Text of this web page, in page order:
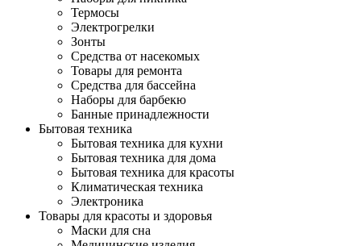
Термосы
Электрогрелки
Зонты
Средства от насекомых
Товары для ремонта
Средства для бассейна
Наборы для барбекю
Банные принадлежности
Бытовая техника
Бытовая техника для кухни
Бытовая техника для дома
Бытовая техника для красоты
Климатическая техника
Электроника
Товары для красоты и здоровья
Маски для сна